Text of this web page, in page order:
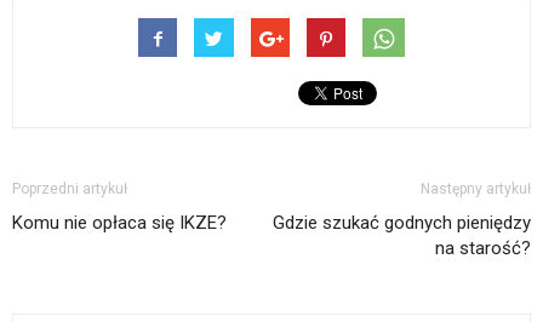
Poprzedni artykuł
Komu nie opłaca się IKZE?
Następny artykuł
Gdzie szukać godnych pieniędzy
na starość?